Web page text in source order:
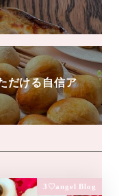
だける自信ア
3♡angel Blog